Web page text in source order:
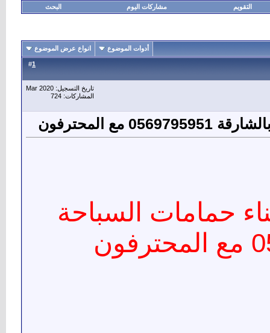
التقويم مشاركات اليوم البحث
أدوات الموضوع انواع عرض الموضوع
1
تاريخ التسجيل: Mar 2020
المشاركات: 724
المحترفون
حمامات السباحة